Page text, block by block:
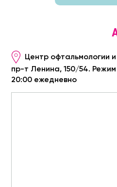
Центр офтальмологии
пр-т Ленина, 150/54.
20:00 ежедневно